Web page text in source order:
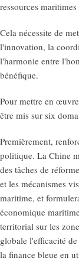
ressources
Cela nécessite de
l'innovation, la
l'harmonie entre
bénéfique.
Pour mettre en
être mis sur six
Premièrement,
politique. La Chine
des tâches de
et les mécanismes
maritime, et
économique
territorial sur les
globale l'efficacité
la finance bleue en